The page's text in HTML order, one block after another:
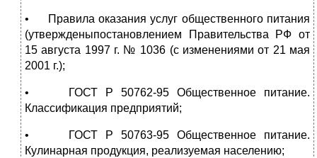
• Правила оказания услуг общественного питания
(утвержденыпостановлением Правительства РФ от
15 августа 1997 г. № 1036 (с изменениями от 21 мая
2001 г.);
• ГОСТ Р 50762-95 Общественное питание.
Классификация предприятий;
• ГОСТ Р 50763-95 Общественное питание.
Кулинарная продукция, реализуемая населению;